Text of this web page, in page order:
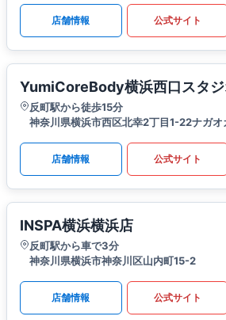
店舗情報 公式サイト
YumiCoreBody横浜西口スタジ
反町駅から徒歩15分
神奈川県横浜市西区北幸2丁目1-22ナガ
店舗情報 公式サイト
INSPA横浜横浜店
反町駅から車で3分
神奈川県横浜市神奈川区山内町15-2
店舗情報 公式サイト